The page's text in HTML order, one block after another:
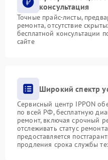
консультация
Точные прайс-листы,
ремонта, отсутствие
бесплатной консультации
сайте
Широкий спектр
Сервисный центр IPPON
по всей РФ, бесплатную
ремонт, включая срочный
отслеживать статус
предоставляется
продления срока службы